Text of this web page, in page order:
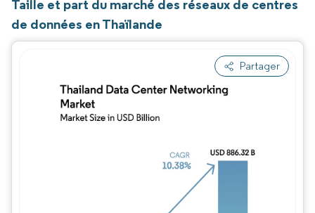
Taille et part du marché des réseaux de centres
de données en Thaïlande
Partager